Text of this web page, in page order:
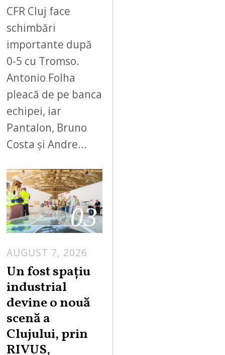
CFR Cluj face
schimbări
importante după
0-5 cu Tromso.
Antonio Folha
pleacă de pe banca
echipei, iar
Pantalon, Bruno
Costa și Andre…
03
AUGUST 7, 2026
Un fost spațiu
industrial
devine o nouă
scenă a
Clujului, prin
RIVUS,